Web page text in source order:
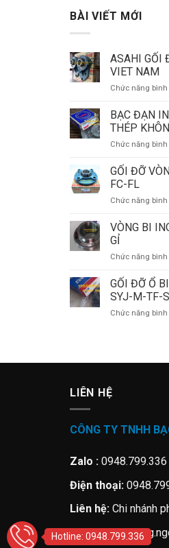
BÀI VIẾT MỚI
ASAHI GỐI
VIET NAM
Chức năng bình
BẠC ĐẠN
THÉP
Chức năng bình
GỐI ĐỠ
FC-FL
Chức năng bình
VÒNG BI
GỈ
Chức năng bình
GỐI ĐỠ Ổ
SYJ-M-TF-
Chức năng bình
LIÊN HỆ
CÔNG TY TNHH
Zalo : 0948.799.336
Điện thoại:
Liên hệ: Chi nhánh
Email:
Hotline: 0948.799.336